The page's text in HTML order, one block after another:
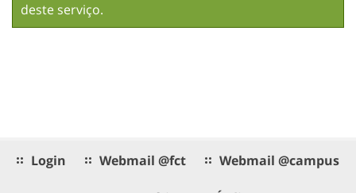
deste serviço.
Login Webmail @fct Webmail @campus